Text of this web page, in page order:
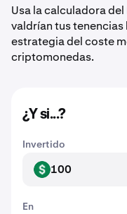
Usa la calculadora
valdrían tus
estrategia del coste
criptomonedas.
¿Y si...?
Invertido
USD 100
En